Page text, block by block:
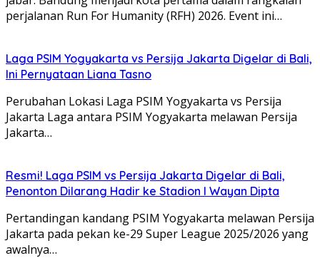
perjalanan Run For Humanity (RFH) 2026. Event ini…
Laga PSIM Yogyakarta vs Persija Jakarta Digelar di Bali,
Ini Pernyataan Liana Tasno
Perubahan Lokasi Laga PSIM Yogyakarta vs Persija
Jakarta Laga antara PSIM Yogyakarta melawan Persija
Jakarta…
Resmi! Laga PSIM vs Persija Jakarta Digelar di Bali,
Penonton Dilarang Hadir ke Stadion I Wayan Dipta
Pertandingan kandang PSIM Yogyakarta melawan Persija
Jakarta pada pekan ke-29 Super League 2025/2026 yang
awalnya…